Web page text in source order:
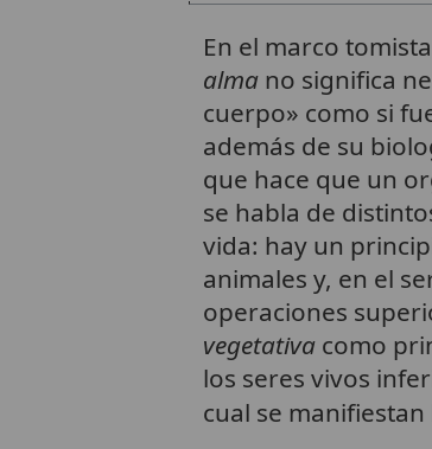
En el marco
almano significa
cuerpo» como si
además de su
que hace que un
se habla de
vida: hay un
animales y, en el
operaciones
vegetativacomo
los seres vivos
cual se